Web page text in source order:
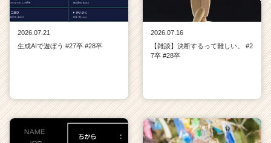
2026.07.21
生成AIで遊ぼう #27卒 #28卒
2026.07.16
【雑談】決断するって難しい。 #2
7卒 #28卒